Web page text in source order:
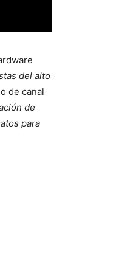
del alto
de canal
de
para